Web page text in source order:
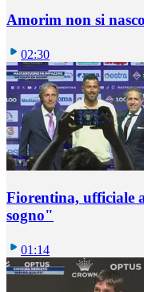
Amorim non si
02:30
Fiorentina, ufficiale
sogno"
01:14